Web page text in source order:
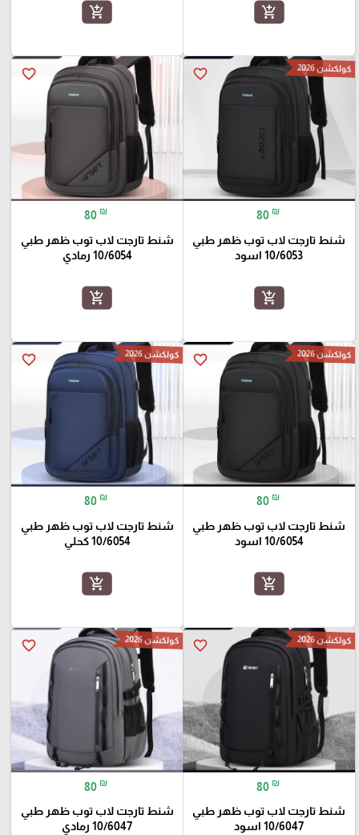
add_shopping_cart
add_shopping_cart
favorite_border كولكشن 2026
80 ₪
شنط تارجت لاب توب ظهر طبي
10/6053 اسود
add_shopping_cart
favorite_border
80 ₪
شنط تارجت لاب توب ظهر طبي
10/6054 رمادي
add_shopping_cart
favorite_border كولكشن 2026
80 ₪
شنط تارجت لاب توب ظهر طبي
10/6054 اسود
add_shopping_cart
favorite_border كولكشن 2026
80 ₪
شنط تارجت لاب توب ظهر طبي
10/6054 كحلي
add_shopping_cart
favorite_border كولكشن 2026
80 ₪
شنط تارجت لاب توب ظهر طبي
10/6047 اسود
favorite_border كولكشن 2026
80 ₪
شنط تارجت لاب توب ظهر طبي
10/6047 رمادي